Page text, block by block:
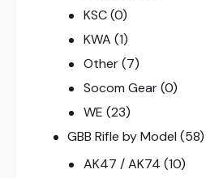
KSC (0)
KWA (1)
Other (7)
Socom Gear (0)
WE (23)
GBB Rifle by Model (58)
AK47 / AK74 (10)